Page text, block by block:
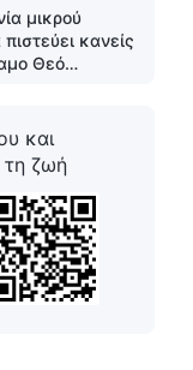
μικρού
κανείς
Θεό
Μικρού
το τριών
Θεού για τη
Μικρού
πάστορες του
και
τη ζωή